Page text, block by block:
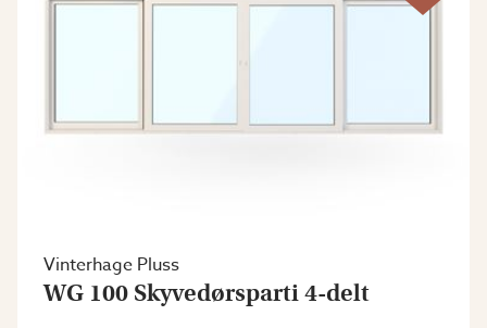
Vinterhage Pluss
WG 100 Skyvedørsparti 4-delt